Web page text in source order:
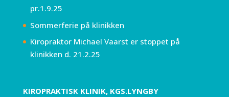
pr.1.9.25
Sommerferie på klinikken
Kiropraktor Michael Vaarst er stoppet på
klinikken d. 21.2.25
KIROPRAKTISK KLINIK, KGS.LYNGBY